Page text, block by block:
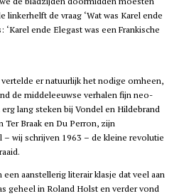
de vraag ‘Wat was Karel ende
ende Elegast was een Frankische
er natuurlijk het nodige omheen,
de middeleeuwse verhalen fijn neo-
lang steken bij Vondel en Hildebrand
Braak en Du Perron, zijn
– wij schrijven 1963 – de kleine revolutie
aanstellerig literair klasje dat veel aan
geheel in Roland Holst en verder vond